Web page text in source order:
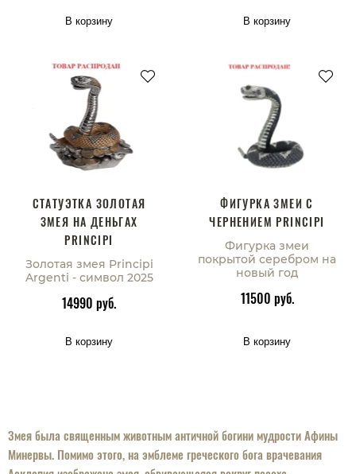
В корзину В корзину
СТАТУЭТКА ЗОЛОТАЯ
ЗМЕЯ НА ДЕНЬГАХ
PRINCIPI
Золотая змея Principi
Argenti - символ 2025
14990 руб.
В корзину
ФИГУРКА ЗМЕИ С
ЧЕРНЕНИЕМ PRINCIPI
Фигурка змеи
покрытой серебром на
новый год
11500 руб.
В корзину
Змея была священным животным античной богини мудрости Афины
Минервы. Помимо этого, на эмблеме греческого бога врачевания